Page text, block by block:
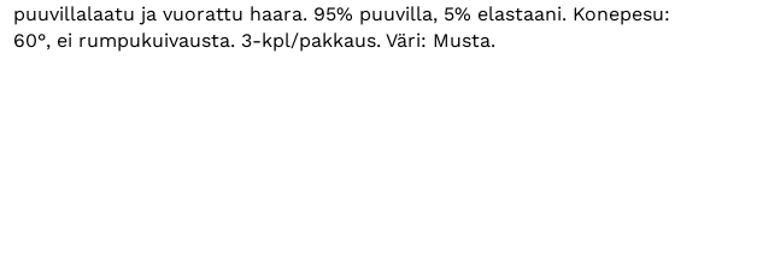
puuvillalaatu ja vuorattu haara. 95% puuvilla, 5% elastaani. Konepesu:
60°, ei rumpukuivausta. 3-kpl/pakkaus. Väri: Musta.